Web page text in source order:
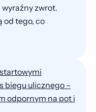
zwrot.
od tego, co